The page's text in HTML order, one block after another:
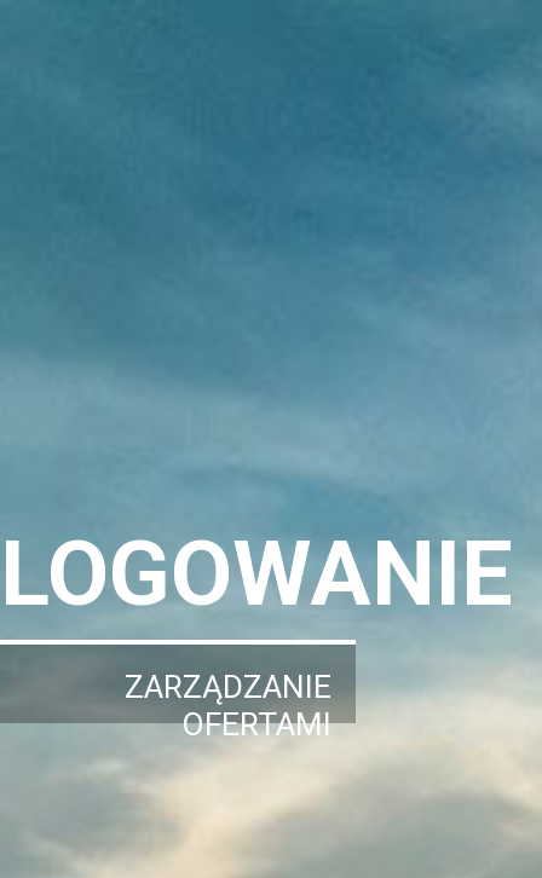
LOGOWANIE
ZARZĄDZANIE
OFERTAMI